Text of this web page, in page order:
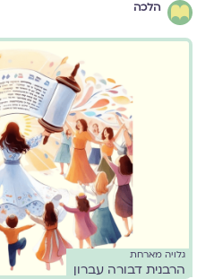
הלכה
גלויה מארחת
הרבנית דבורה עברון